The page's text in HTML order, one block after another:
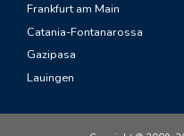
Frankfurt am Main
Catania-Fontanarossa
Gazipasa
Lauingen